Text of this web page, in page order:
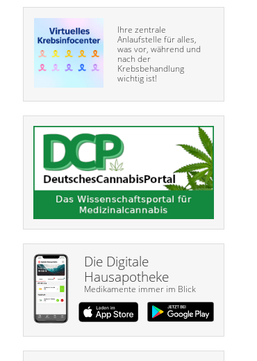
Ihre zentrale
Anlaufstelle für alles,
was vor, während und
nach der
Krebsbehandlung
wichtig ist!
Die Digitale
Hausapotheke
Medikamente immer im Blick